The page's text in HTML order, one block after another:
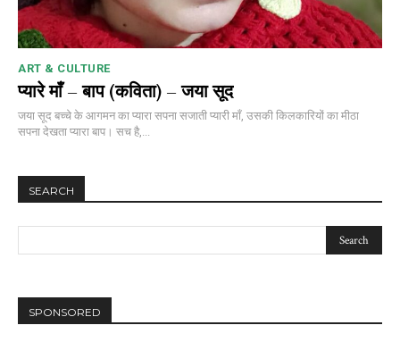
ART & CULTURE
प्यारे माँ – बाप (कविता) – जया सूद
जया सूद बच्चे के आगमन का प्यारा सपना सजाती प्यारी माँ, उसकी किलकारियों का मीठा
सपना देखता प्यारा बाप। सच है,...
SEARCH
SPONSORED